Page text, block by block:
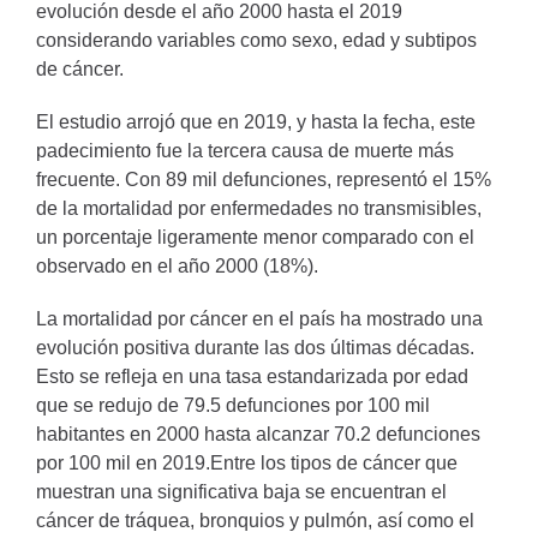
evolución desde el año 2000 hasta el 2019
considerando variables como sexo, edad y subtipos
de cáncer.
El estudio arrojó que en 2019, y hasta la fecha, este
padecimiento fue la tercera causa de muerte más
frecuente. Con 89 mil defunciones, representó el 15%
de la mortalidad por enfermedades no transmisibles,
un porcentaje ligeramente menor comparado con el
observado en el año 2000 (18%).
La mortalidad por cáncer en el país ha mostrado una
evolución positiva durante las dos últimas décadas.
Esto se refleja en una tasa estandarizada por edad
que se redujo de 79.5 defunciones por 100 mil
habitantes en 2000 hasta alcanzar 70.2 defunciones
por 100 mil en 2019.Entre los tipos de cáncer que
muestran una significativa baja se encuentran el
cáncer de tráquea, bronquios y pulmón, así como el